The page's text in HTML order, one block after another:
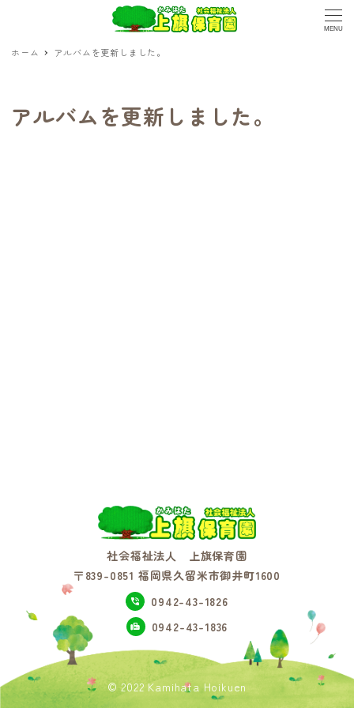
MENU
ホーム アルバムを更新しました。
アルバムを更新しました。
社会福祉法人 上旗保育園
〒839-0851 福岡県久留米市御井町1600
0942-43-1826
0942-43-1836
© 2022 Kamihata Hoikuen